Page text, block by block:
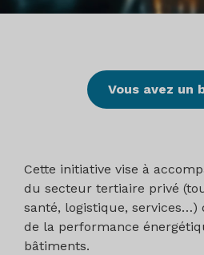
Vous avez un
Cette initiative vise à
du secteur tertiaire privé
santé, logistique, services…)
de la performance
bâtiments.